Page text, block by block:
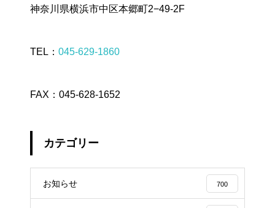
神奈川県横浜市中区本郷町2−49-2F
TEL： 045-629-1860
FAX：045-628-1652
カテゴリー
お知らせ 700